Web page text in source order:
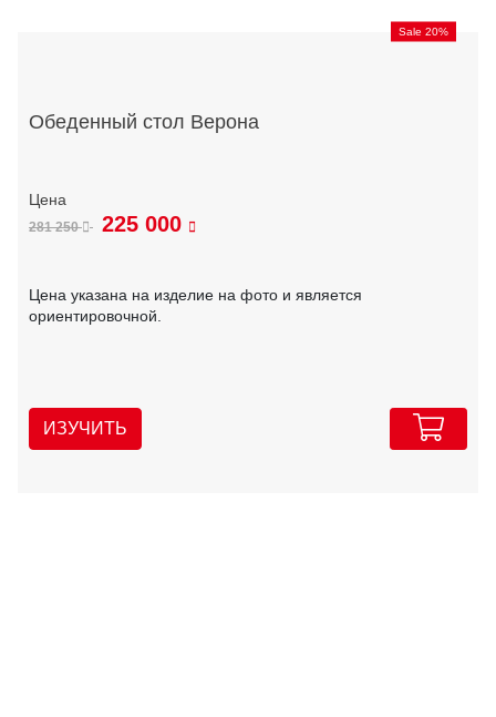
Sale 20%
Обеденный стол Верона
281 250 225 000
Цена указана на изделие на фото и является
ориентировочной.
ИЗУЧИТЬ